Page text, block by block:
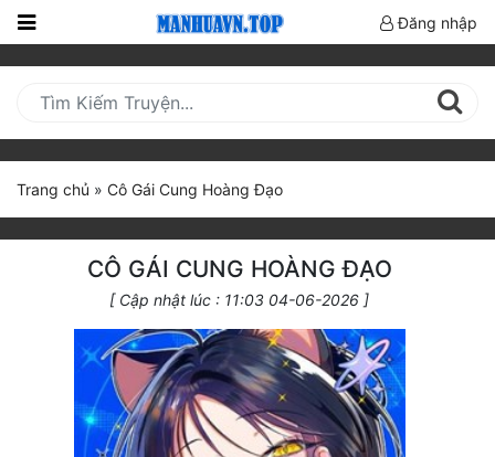
Nhật
(current)
BXH
Truyện HOT
Truyện Mới Ra
Hoàn Thành
Đăng nhập
Trang chủ » Cô Gái Cung Hoàng Đạo
CÔ GÁI CUNG HOÀNG ĐẠO
[ Cập nhật lúc : 11:03 04-06-2026 ]